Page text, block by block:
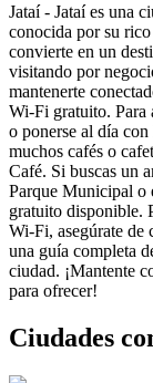
Jataí- Jataí es una
conocida por su
convierte en un
visitando por
mantenerte
Wi-Fi gratuito. Para
o ponerse al día
muchos cafés o
Café. Si buscas un
Parque Municipal o
gratuito disponible.
Wi-Fi, asegúrate de
una guía completa
ciudad. ¡Mantente
para ofrecer!
Ciudades